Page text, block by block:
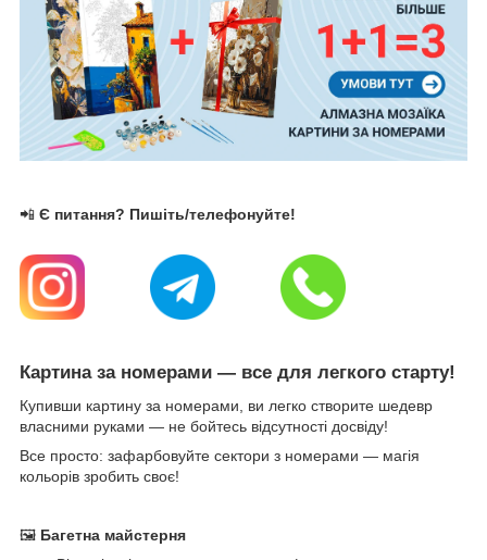
📲 Є питання? Пишіть/телефонуйте!
Картина за номерами — все для легкого старту!
Купивши картину за номерами, ви легко створите шедевр
власними руками — не бойтесь відсутності досвіду!
Все просто: зафарбовуйте сектори з номерами — магія
кольорів зробить своє!
🖼 Багетна майстерня